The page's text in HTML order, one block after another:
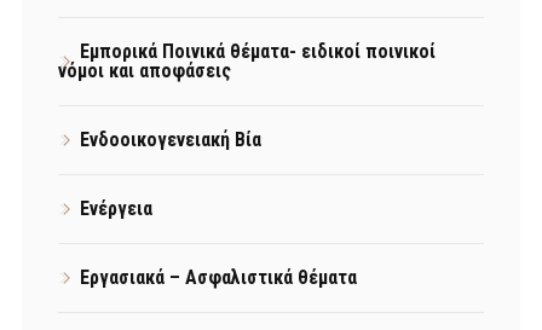
Εμπορικά Ποινικά θέματα- ειδικοί ποινικοί
νόμοι και αποφάσεις
Ενδοοικογενειακή Βία
Ενέργεια
Εργασιακά – Ασφαλιστικά θέματα